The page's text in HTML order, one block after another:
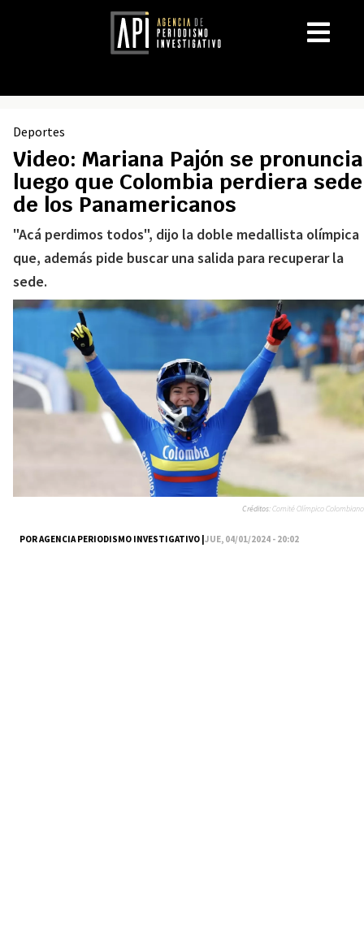
Deportes
Video: Mariana Pajón se pronuncia
luego que Colombia perdiera sede
de los Panamericanos
"Acá perdimos todos", dijo la doble medallista olímpica
que, además pide buscar una salida para recuperar la
sede.
POR AGENCIA PERIODISMO INVESTIGATIVO |JUE, 04/01/2024 - 20:02
Créditos:Comité Olímpico Colombiano